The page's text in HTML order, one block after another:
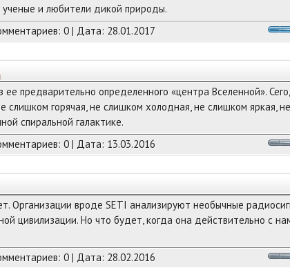
и любители дикой природы.
0 | Дата: 28.01.2017
предварительно определенного «центра Вселенной».
горячая, не слишком холодная, не слишком яркая, не
спиральной галактике.
0 | Дата: 13.03.2016
Организации вроде SETI анализируют необычные
цивилизации. Но что будет, когда она действительно с
0 | Дата: 28.02.2016